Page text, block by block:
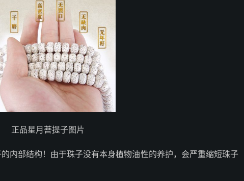
正品星月菩提子图片
内部结构！由于珠子没有本身植物油性的养护，会严重缩短珠子